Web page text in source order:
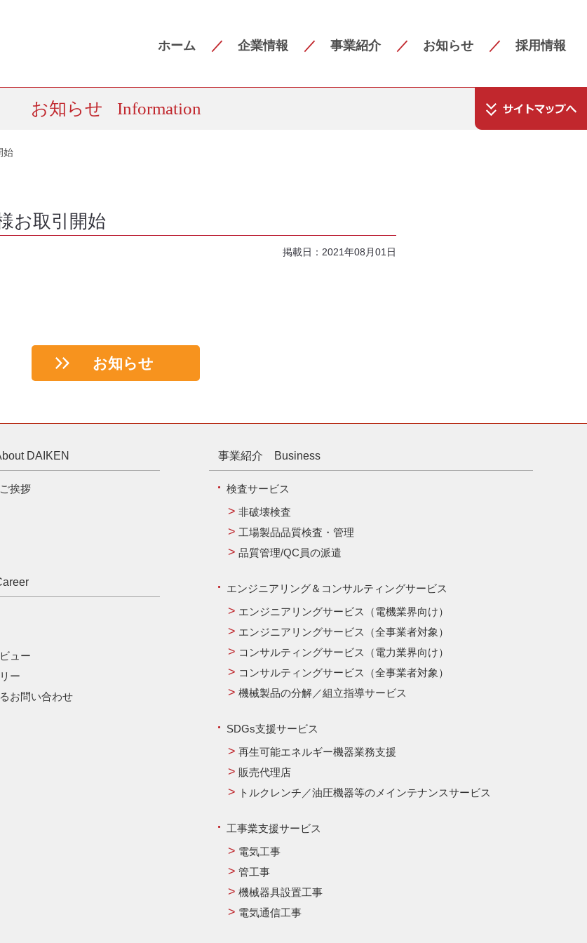
ホーム 企業情報 事業紹介 お知らせ 採用情報
お知らせ Information
始
お取引開始
掲載日：2021年08月01日
お知らせ
DAIKEN
挨拶
ュー
ー
お問い合わせ
事業紹介 Business
検査サービス
非破壊検査
工場製品品質検査・管理
品質管理/QC員の派遣
エンジニアリング＆コンサルティングサービス
エンジニアリングサービス（電機業界向け）
エンジニアリングサービス（全事業者対象）
コンサルティングサービス（電力業界向け）
コンサルティングサービス（全事業者対象）
機械製品の分解／組立指導サービス
SDGs支援サービス
再生可能エネルギー機器業務支援
販売代理店
トルクレンチ／油圧機器等のメインテナンスサービス
工事業支援サービス
電気工事
管工事
機械器具設置工事
電気通信工事